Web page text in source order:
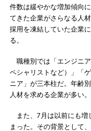
件数は緩やかな増加傾向
てきた企業がさらなる人
採用を凍結していた企業
る。
職種別では「エンジニ
ペシャリストなど）」「
ニア」が三本柱だ。年齢
人材を求める企業が多い。
また、7月は以前にも増
まった。その背景として